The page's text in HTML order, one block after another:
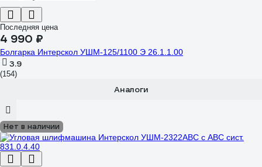
Последняя цена
4 990 ₽
Болгарка Интерскол УШМ-125/1100 Э 26.1.1.00
3.9
(154)
Аналоги
Нет в наличии